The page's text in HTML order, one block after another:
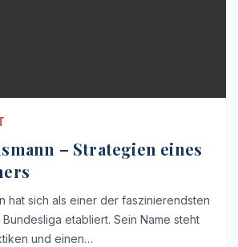
– Strategien eines
hat sich als einer der faszinierendsten
etabliert. Sein Name steht
und einen…